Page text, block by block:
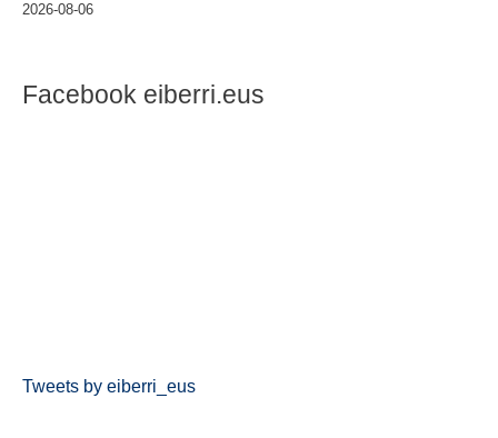
2026-08-06
Facebook eiberri.eus
Tweets by eiberri_eus